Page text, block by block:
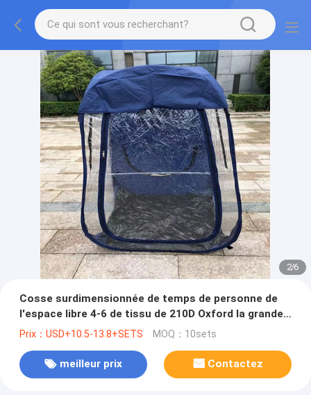
2/6
Cosse surdimensionnée de temps de personne de
l'espace libre 4-6 de tissu de 210D Oxford la grande
sautent la tente
Prix：USD+10.5-13.8+SETS MOQ：10sets
meilleur prix Contactez